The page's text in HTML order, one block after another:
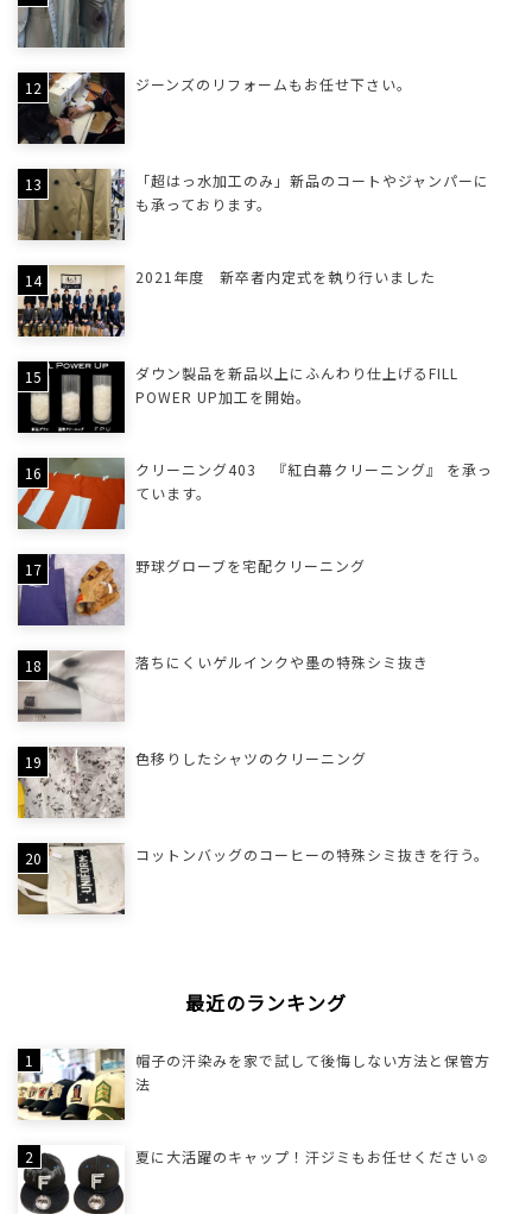
ジーンズのリフォームもお任せ下さい。
「超はっ水加工のみ」新品のコートやジャンパーに
も承っております。
2021年度 新卒者内定式を執り行いました
ダウン製品を新品以上にふんわり仕上げるFILL
POWER UP加工を開始。
クリーニング403 『紅白幕クリーニング』 を承っ
ています。
野球グローブを宅配クリーニング
落ちにくいゲルインクや墨の特殊シミ抜き
色移りしたシャツのクリーニング
コットンバッグのコーヒーの特殊シミ抜きを行う。
最近のランキング
帽子の汗染みを家で試して後悔しない方法と保管方
法
夏に大活躍のキャップ！汗ジミもお任せください☺